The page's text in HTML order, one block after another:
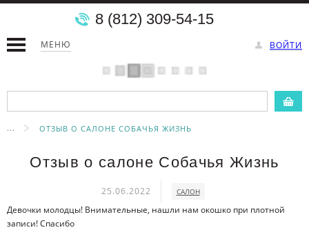
МЕНЮ ВОЙТИ
8 (812) 309-54-15
... ОТЗЫВ О САЛОНЕ СОБАЧЬЯ ЖИЗНЬ
Отзыв о салоне Собачья Жизнь
25.06.2022 САЛОН
Девочки молодцы! Внимательные, нашли нам окошко при плотной
записи! Спасибо